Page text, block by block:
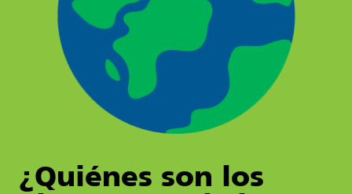
¿Quiénes son los